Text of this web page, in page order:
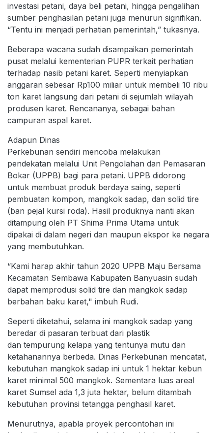
investasi petani, daya beli petani, hingga pengalihan
sumber penghasilan petani juga menurun signifikan.
“Tentu ini menjadi perhatian pemerintah,” tukasnya.
Beberapa wacana sudah disampaikan pemerintah
pusat melalui kementerian PUPR terkait perhatian
terhadap nasib petani karet. Seperti menyiapkan
anggaran sebesar Rp100 miliar untuk membeli 10 ribu
ton karet langsung dari petani di sejumlah wilayah
produsen karet. Rencananya, sebagai bahan
campuran aspal karet.
Adapun Dinas
Perkebunan sendiri mencoba melakukan
pendekatan melalui Unit Pengolahan dan Pemasaran
Bokar (UPPB) bagi para petani. UPPB didorong
untuk membuat produk berdaya saing, seperti
pembuatan kompon, mangkok sadap, dan solid tire
(ban pejal kursi roda). Hasil produknya nanti akan
ditampung oleh PT Shima Prima Utama untuk
dipakai di dalam negeri dan maupun ekspor ke negara
yang membutuhkan.
“Kami harap akhir tahun 2020 UPPB Maju Bersama
Kecamatan Sembawa Kabupaten Banyuasin sudah
dapat memprodusi solid tire dan mangkok sadap
berbahan baku karet," imbuh Rudi.
Seperti diketahui, selama ini mangkok sadap yang
beredar di pasaran terbuat dari plastik
dan tempurung kelapa yang tentunya mutu dan
ketahanannya berbeda. Dinas Perkebunan mencatat,
kebutuhan mangkok sadap ini untuk 1 hektar kebun
karet minimal 500 mangkok. Sementara luas areal
karet Sumsel ada 1,3 juta hektar, belum ditambah
kebutuhan provinsi tetangga penghasil karet.
Menurutnya, apabla proyek percontohan ini